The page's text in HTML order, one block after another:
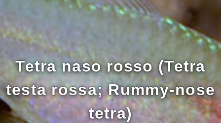
Tetra naso rosso (Tetra
testa rossa; Rummy-nose
tetra)